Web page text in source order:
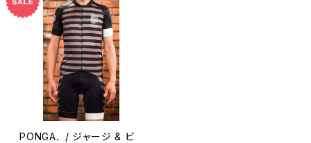
PONGA． / ジャージ & ビ